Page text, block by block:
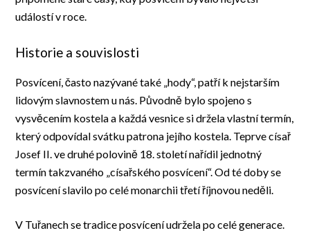
událostí v roce.
Historie a souvislosti
Posvícení, často nazývané také „hody“, patří k nejstarším
lidovým slavnostem u nás. Původně bylo spojeno s
vysvěcením kostela a každá vesnice si držela vlastní termín,
který odpovídal svátku patrona jejího kostela. Teprve císař
Josef II. ve druhé polovině 18. století nařídil jednotný
termín takzvaného „císařského posvícení“. Od té doby se
posvícení slavilo po celé monarchii třetí říjnovou neděli.
V Tuřanech se tradice posvícení udržela po celé generace.